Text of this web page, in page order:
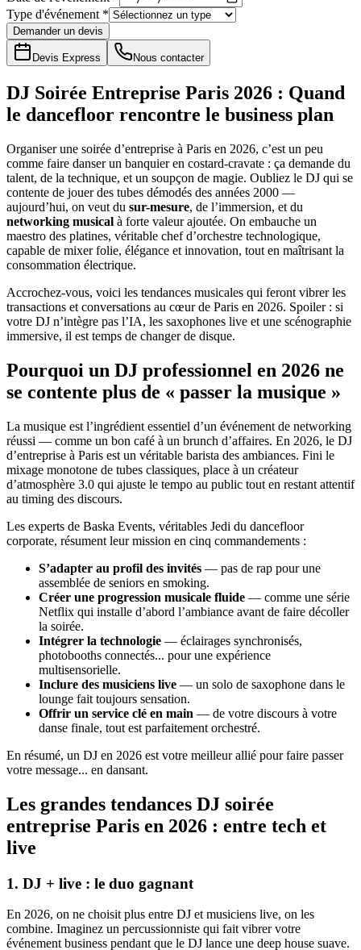
Type d'événement *
Demander un devis
Devis Express Nous contacter
DJ Soirée Entreprise Paris 2026 : Quand
le dancefloor rencontre le business plan
Organiser une soirée d’entreprise à Paris en 2026, c’est un peu
comme faire danser un banquier en costard-cravate : ça demande du
talent, de la technique, et un soupçon de magie. Oubliez le DJ qui se
contente de jouer des tubes démodés des années 2000 —
aujourd’hui, on veut du sur-mesure, de l’immersion, et du
networking musical à forte valeur ajoutée. On embauche un
maestro des platines, véritable chef d’orchestre technologique,
capable de mixer folie, élégance et innovation, tout en maîtrisant la
consommation électrique.
Accrochez-vous, voici les tendances musicales qui feront vibrer les
transactions et conversations au cœur de Paris en 2026. Spoiler : si
votre DJ n’intègre pas l’IA, les saxophones live et une scénographie
immersive, il est temps de changer de disque.
Pourquoi un DJ professionnel en 2026 ne
se contente plus de « passer la musique »
La musique est l’ingrédient essentiel d’un événement de networking
réussi — comme un bon café à un brunch d’affaires. En 2026, le DJ
d’entreprise à Paris est un véritable barista des ambiances. Fini le
mixage monotone de tubes classiques, place à un créateur
d’atmosphère 3.0 qui ajuste le tempo au public tout en restant attentif
au timing des discours.
Les experts de Baska Events, véritables Jedi du dancefloor
corporate, résument leur mission en cinq commandements :
S’adapter au profil des invités — pas de rap pour une
assemblée de seniors en smoking.
Créer une progression musicale fluide — comme une série
Netflix qui installe d’abord l’ambiance avant de faire décoller
la soirée.
Intégrer la technologie — éclairages synchronisés,
photobooths connectés... pour une expérience
multisensorielle.
Inclure des musiciens live — un solo de saxophone dans le
lounge fait toujours sensation.
Offrir un service clé en main — de votre discours à votre
danse finale, tout est parfaitement orchestré.
En résumé, un DJ en 2026 est votre meilleur allié pour faire passer
votre message... en dansant.
Les grandes tendances DJ soirée
entreprise Paris en 2026 : entre tech et
live
1. DJ + live : le duo gagnant
En 2026, on ne choisit plus entre DJ et musiciens live, on les
combine. Imaginez un percussionniste qui fait vibrer votre
événement business pendant que le DJ lance une deep house suave.